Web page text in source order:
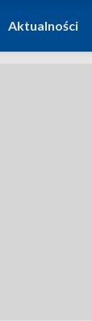
Aktualności